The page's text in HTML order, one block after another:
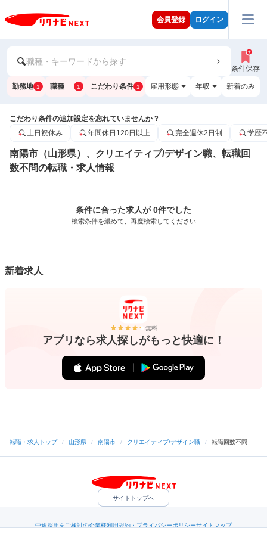
会員登録 ログイン
職種・キーワードから探す
条件保存
勤務地 1 職種 1 こだわり条件 1 雇用形態 年収 新着のみ
こだわり条件の追加設定を忘れていませんか？
土日祝休み
年間休日120日以上 完全週休2日制 学歴
南陽市（山形県）、クリエイティブ/デザイン職、転職回
数不問の転職・求人情報
条件に合った求人が 0件でした
検索条件を緩めて、再度検索してください
新着求人
無料
アプリなら求人探しがもっと快適に！
転職・求人トップ / 山形県 / 南陽市 / クリエイティブ/デザイン職 / 転職回数不問
サイトトップへ
中途採用をご検討の企業様利用規約・プライバシーポリシーサイトマップ